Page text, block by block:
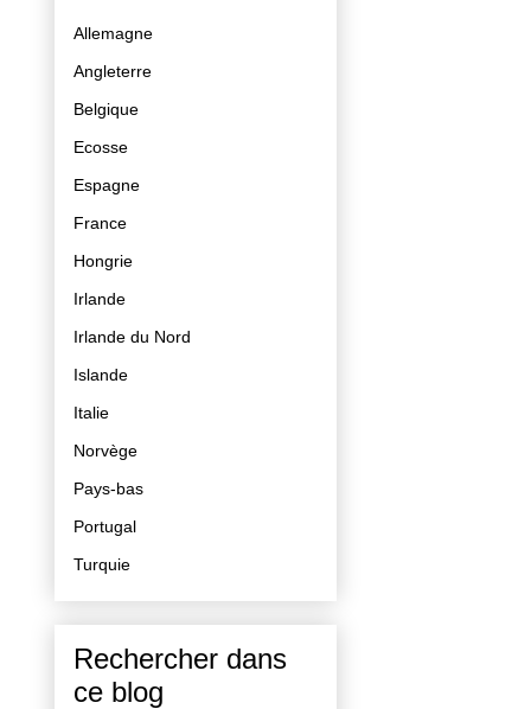
Allemagne
Angleterre
Belgique
Ecosse
Espagne
France
Hongrie
Irlande
Irlande du Nord
Islande
Italie
Norvège
Pays-bas
Portugal
Turquie
Rechercher dans
ce blog